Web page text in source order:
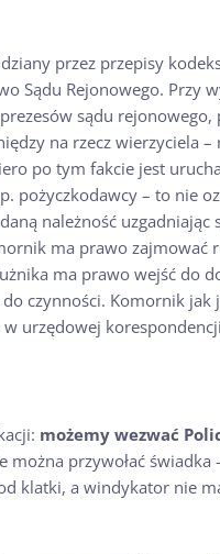
przez przepisy
Sądu Rejonowego.
sądu
na rzecz
po tym fakcie jest
pożyczkodawcy – to nie
należność
ma prawo
ma prawo wejść do
czynności. Komornik
urzędowej
możemy wezwać
przywołać
klatki, a windykator nie